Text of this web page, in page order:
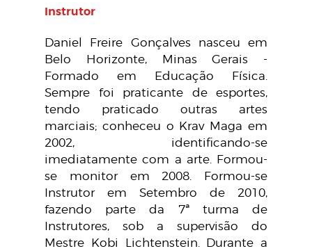
Instrutor
Daniel Freire Gonçalves nasceu em
Belo Horizonte, Minas Gerais -
Formado em Educação Física.
Sempre foi praticante de esportes,
tendo praticado outras artes
marciais; conheceu o Krav Maga em
2002, identificando-se
imediatamente com a arte. Formou-
se monitor em 2008.
Formou-se
Instrutor em Setembro de 2010,
fazendo parte da 7ª turma de
Instrutores, sob a supervisão do
Mestre Kobi Lichtenstein. Durante a